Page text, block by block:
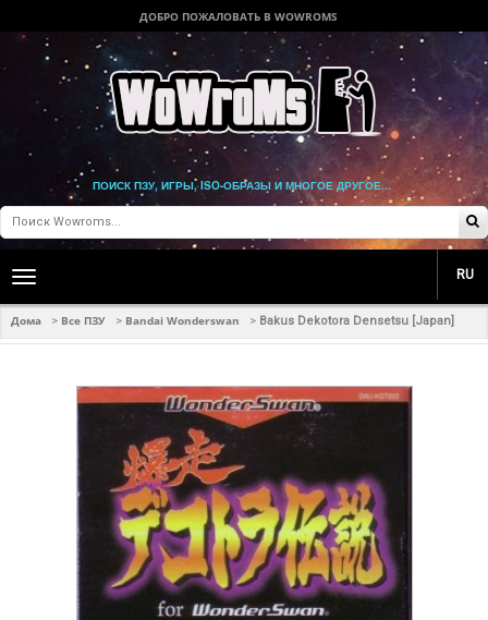
ДОБРО ПОЖАЛОВАТЬ В WOWROMS
ПОИСК ПЗУ, ИГРЫ, ISO-ОБРАЗЫ И МНОГОЕ ДРУГОЕ...
Toggle
navigation
RU
Дома > Все ПЗУ > Bandai Wonderswan > Bakus Dekotora Densetsu [Japan]